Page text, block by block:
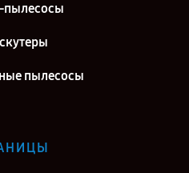
пылесосы
пылесосы